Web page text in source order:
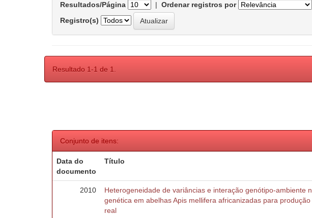
Resultados/Página | Ordenar registros por
Registro(s)
Resultado 1-1 de 1.
Conjunto de itens:
Data do
documento
Título
2010
Heterogeneidade de variâncias e interação genótipo-ambiente
genética em abelhas Apis mellifera africanizadas para
real